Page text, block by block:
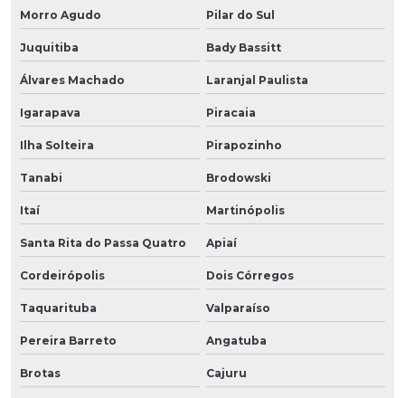
Morro Agudo Pilar do Sul
Juquitiba Bady Bassitt
Álvares Machado Laranjal Paulista
Igarapava Piracaia
Ilha Solteira Pirapozinho
Tanabi Brodowski
Itaí Martinópolis
Santa Rita do Passa Quatro Apiaí
Cordeirópolis Dois Córregos
Taquarituba Valparaíso
Pereira Barreto Angatuba
Brotas Cajuru